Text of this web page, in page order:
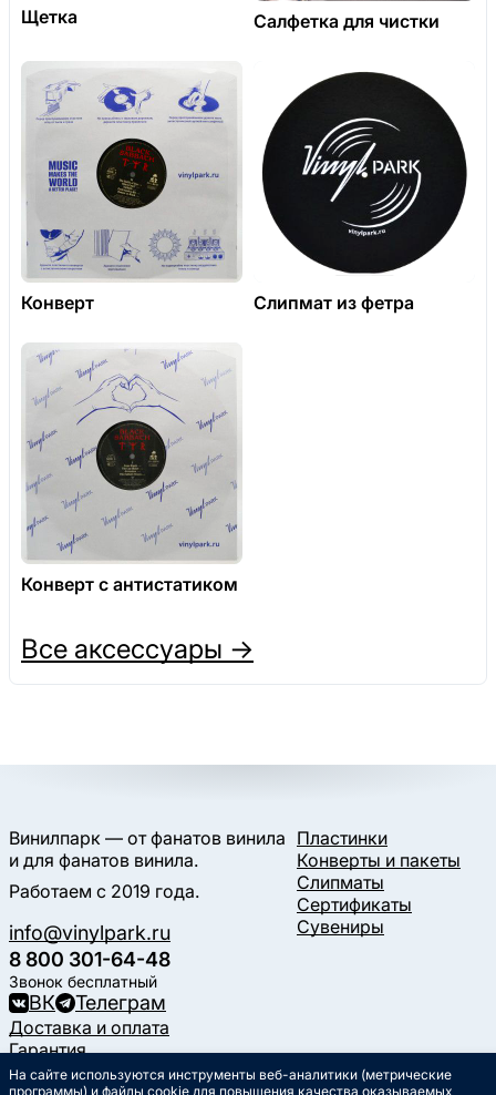
Щетка Салфетка для чистки
Конверт Слипмат из фетра
Конверт с антистатиком
Все аксессуары →
Винилпарк — от фанатов винила
и для фанатов винила.
Работаем с 2019 года.
info@vinylpark.ru
8 800 301-64-48
Звонок бесплатный
ВК Телеграм
Пластинки
Конверты и пакеты
Слипматы
Сертификаты
Сувениры
Доставка и оплата
Гарантия
Контакты
На сайте используются инструменты веб-аналитики (метрические
программы) и файлы cookie для повышения качества оказываемых